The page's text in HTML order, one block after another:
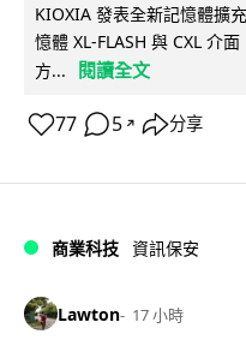
KIOXIA 發表全新記憶體擴
憶體 XL-FLASH 與 CXL 介
方...
閱讀全文
77 5 ↗ 分享
商業科技 資訊保安
Lawton 17 小時